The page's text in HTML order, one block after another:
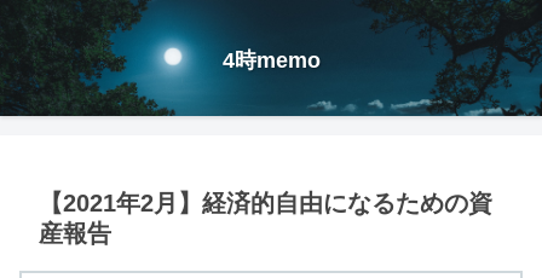
4時memo
【2021年2月】経済的自由になるための資
産報告